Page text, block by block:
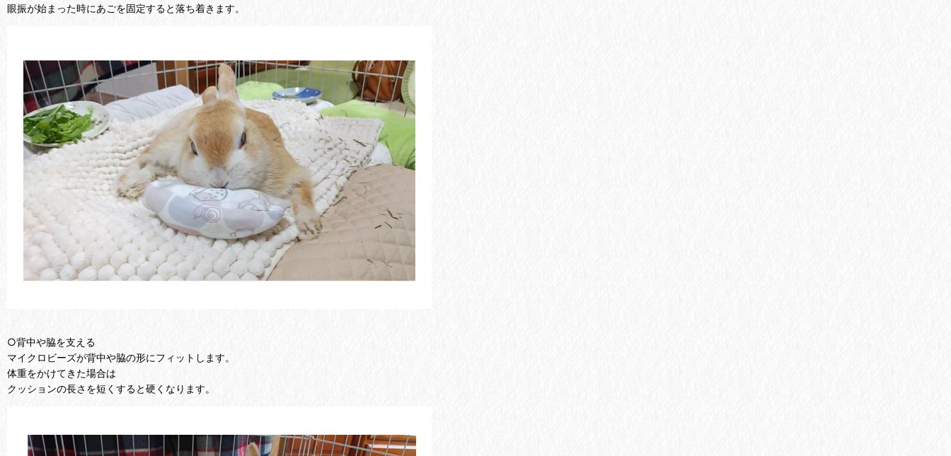
眼振が始まった時にあごを固定すると落ち着きます。
○背中や脇を支える
マイクロビーズが背中や脇の形にフィットします。
体重をかけてきた場合は
クッションの長さを短くすると硬くなります。